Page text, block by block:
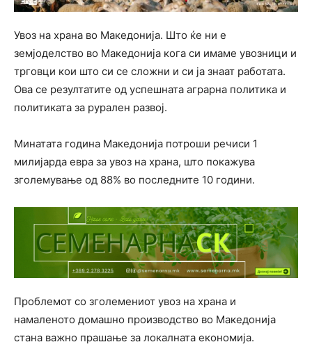
Увоз на храна во Македонија. Што ќе ни е
земјоделство во Македонија кога си имаме увозници и
трговци кои што си се сложни и си ја знаат работата.
Ова се резултатите од успешната аграрна политика и
политиката за рурален развој.
Минатата година Македонија потроши речиси 1
милијарда евра за увоз на храна, што покажува
зголемување од 88% во последните 10 години.
Проблемот со зголемениот увоз на храна и
намаленото домашно производство во Македонија
стана важно прашање за локалната економија.